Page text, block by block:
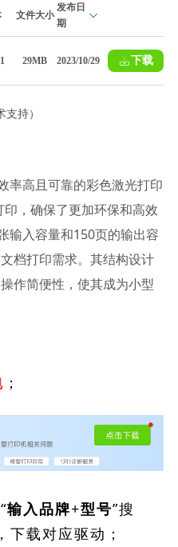
文件大小
发布日
期
29MB 2023/10/29 下载
持）
率高且可靠的彩色激光打印
，确保了更加环保和高效
输入容量和150页的输出容
档打印需求。其结构设计
作简便性，使其成为小型
；
输入品牌+型号”搜
载对应驱动；